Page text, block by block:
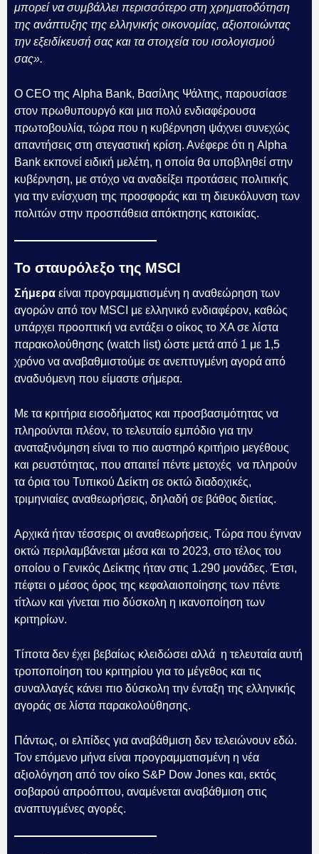
μπορεί να συμβάλλει περισσότερο στη χρηματοδότηση
της ανάπτυξης της ελληνικής οικονομίας, αξιοποιώντας
την εξειδίκευσή σας και τα στοιχεία του ισολογισμού
σας».
Ο CEO της Alpha Bank, Βασίλης Ψάλτης, παρουσίασε
στον πρωθυπουργό και μια πολύ ενδιαφέρουσα
πρωτοβουλία, τώρα που η κυβέρνηση ψάχνει συνεχώς
απαντήσεις στη στεγαστική κρίση. Ανέφερε ότι η Alpha
Bank εκπονεί ειδική μελέτη, η οποία θα υποβληθεί στην
κυβέρνηση, με στόχο να αναδείξει προτάσεις πολιτικής
για την ενίσχυση της προσφοράς και τη διευκόλυνση των
πολιτών στην προσπάθεια απόκτησης κατοικίας.
Το σταυρόλεξο της MSCI
Σήμερα είναι προγραμματισμένη η αναθεώρηση των
αγορών από τον MSCI με ελληνικό ενδιαφέρον, καθώς
υπάρχει προοπτική να εντάξει ο οίκος το ΧΑ σε λίστα
παρακολούθησης (watch list) ώστε μετά από 1 με 1,5
χρόνο να αναβαθμιστούμε σε ανεπτυγμένη αγορά από
αναδυόμενη που είμαστε σήμερα.
Με τα κριτήρια εισοδήματος και προσβασιμότητας να
πληρούνται πλέον, το τελευταίο εμπόδιο για την
αναταξινόμηση είναι το πιο αυστηρό κριτήριο μεγέθους
και ρευστότητας, που απαιτεί πέντε μετοχές να πληρούν
τα όρια του Τυπικού Δείκτη σε οκτώ διαδοχικές,
τριμηνιαίες αναθεωρήσεις, δηλαδή σε βάθος διετίας.
Αρχικά ήταν τέσσερις οι αναθεωρήσεις. Τώρα που έγιναν
οκτώ περιλαμβάνεται μέσα και το 2023, στο τέλος του
οποίου ο Γενικός Δείκτης ήταν στις 1.290 μονάδες. Έτσι,
πέφτει ο μέσος όρος της κεφαλαιοποίησης των πέντε
τίτλων και γίνεται πιο δύσκολη η ικανοποίηση των
κριτηρίων.
Τίποτα δεν έχει βεβαίως κλειδώσει αλλά η τελευταία αυτή
τροποποίηση του κριτηρίου για το μέγεθος και τις
συναλλαγές κάνει πιο δύσκολη την ένταξη της ελληνικής
αγοράς σε λίστα παρακολούθησης.
Πάντως, οι ελπίδες για αναβάθμιση δεν τελειώνουν εδώ.
Τον επόμενο μήνα είναι προγραμματισμένη η νέα
αξιολόγηση από τον οίκο S&P Dow Jones και, εκτός
σοβαρού απροόπτου, αναμένεται αναβάθμιση στις
αναπτυγμένες αγορές.